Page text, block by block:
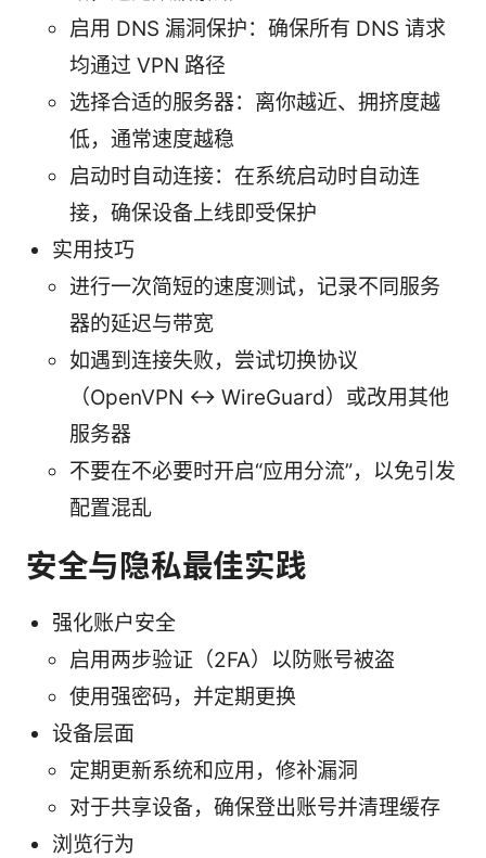
启用 DNS 漏洞保护：确保所有 DNS 请求
均通过 VPN 路径
选择合适的服务器：离你越近、拥挤度越
低，通常速度越稳
启动时自动连接：在系统启动时自动连
接，确保设备上线即受保护
实用技巧
进行一次简短的速度测试，记录不同服务
器的延迟与带宽
如遇到连接失败，尝试切换协议
（OpenVPN ↔ WireGuard）或改用其他
服务器
不要在不必要时开启“应用分流”，以免引发
配置混乱
安全与隐私最佳实践
强化账户安全
启用两步验证（2FA）以防账号被盗
使用强密码，并定期更换
设备层面
定期更新系统和应用，修补漏洞
对于共享设备，确保登出账号并清理缓存
浏览行为